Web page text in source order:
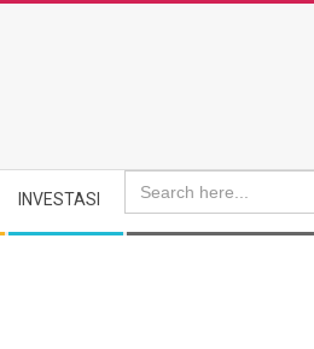
INVESTASI
Search
for: